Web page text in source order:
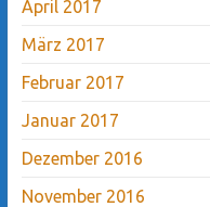
April 2017
März 2017
Februar 2017
Januar 2017
Dezember 2016
November 2016